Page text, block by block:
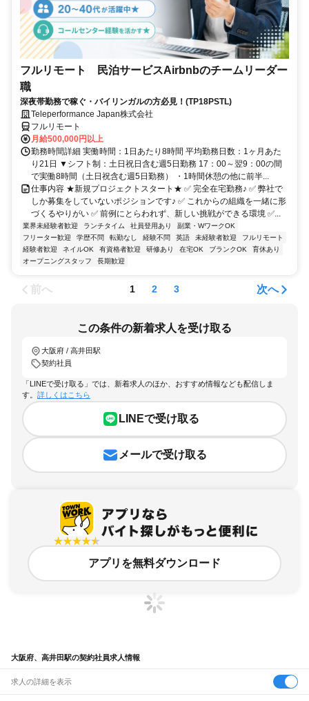
フルリモート 民泊サービスAirbnbのチームリーダー
職
深夜帯勤務で稼ぐ・バイリンガルの方必見！(TP18PSTL)
Teleperformance Japan株式会社
フルリモート
月給500,000円以上
勤務時間詳細 実働時間：1日あたり8時間 平均勤務日数：1ヶ月あた
り21日 ▼シフト制：土日祝日含む週5日勤務 17：00～翌9：00の間
で実働8時間（土日祝含む週5日勤務） ・1時間休憩の他に前半...
仕事内容 ★新規プロジェクトスタート★ ✅ 完全在宅勤務♪ ✅ 弊社で
しか募集をしていないポジションです♪ ✅ これからの組織を一緒に形
づくるやりがい ✅ 前例にとらわれず、新しい挑戦ができる環境 ✅...
業界未経験者歓迎 ランチタイム 社員登用あり
副業・WワークOK
フリーター歓迎
学歴不問 転勤なし 経験不問 英語 未経験者歓迎
フルリモート
経験者歓迎
ネイルOK 有資格者歓迎 研修あり 在宅OK ブランクOK
育休あり
オープニングスタッフ
長期歓迎
前へ 1 2 3 次へ
この条件の新着求人を受け取る
大阪府 / 高井田駅
契約社員
「LINEで受け取る」では、新着求人のほか、おすすめ情報なども配信しま
す。 詳しくはこちら
LINEで受け取る
メールで受け取る
アプリを無料ダウンロード
大阪府、高井田駅の契約社員求人情報
求人の詳細を表示